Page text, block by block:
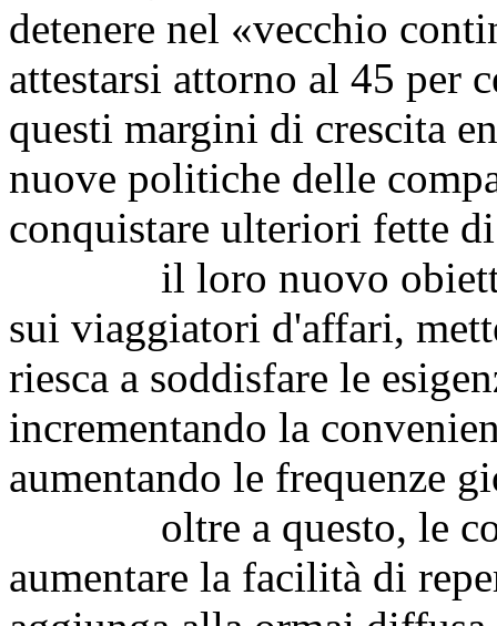
detenere nel «vecchio
attestarsi attorno al 45 per
questi margini di crescita
nuove politiche delle
conquistare ulteriori fette
il loro nuovo
sui viaggiatori d'affari,
riesca a soddisfare le
incrementando la
aumentando le frequenze
oltre a questo, le
aumentare la facilità di